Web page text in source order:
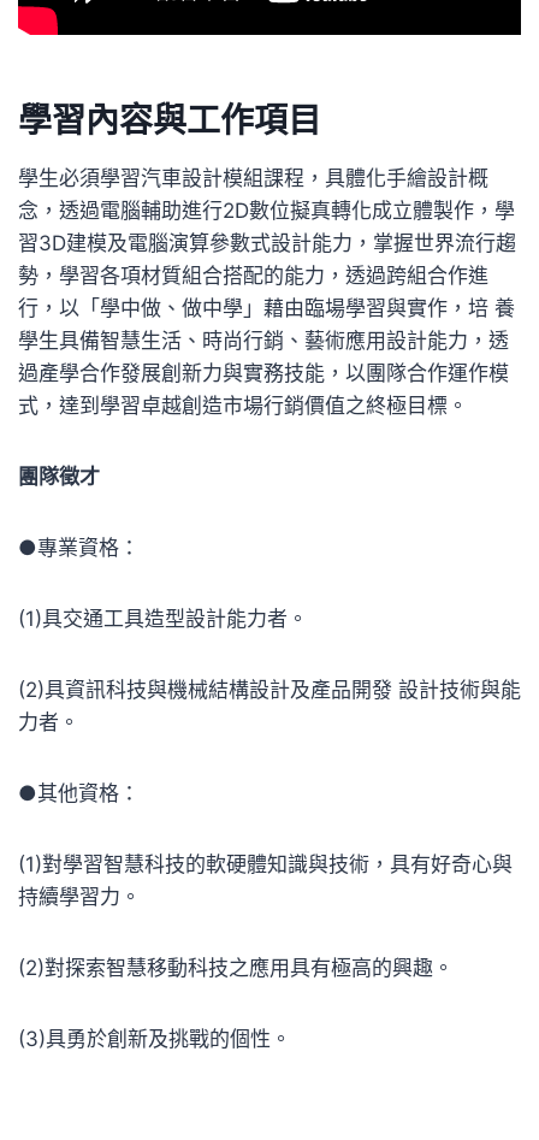
學習內容與工作項目
學生必須學習汽車設計模組課程，具體化手繪設計概
念，透過電腦輔助進行2D數位擬真轉化成立體製作，學
習3D建模及電腦演算參數式設計能力，掌握世界流行趨
勢，學習各項材質組合搭配的能力，透過跨組合作進
行，以「學中做、做中學」藉由臨場學習與實作，培 養
學生具備智慧生活、時尚行銷、藝術應用設計能力，透
過產學合作發展創新力與實務技能，以團隊合作運作模
式，達到學習卓越創造市場行銷價值之終極目標。
團隊徵才
●專業資格：
(1)具交通工具造型設計能力者。
(2)具資訊科技與機械結構設計及產品開發 設計技術與能
力者。
●其他資格：
(1)對學習智慧科技的軟硬體知識與技術，具有好奇心與
持續學習力。
(2)對探索智慧移動科技之應用具有極高的興趣。
(3)具勇於創新及挑戰的個性。